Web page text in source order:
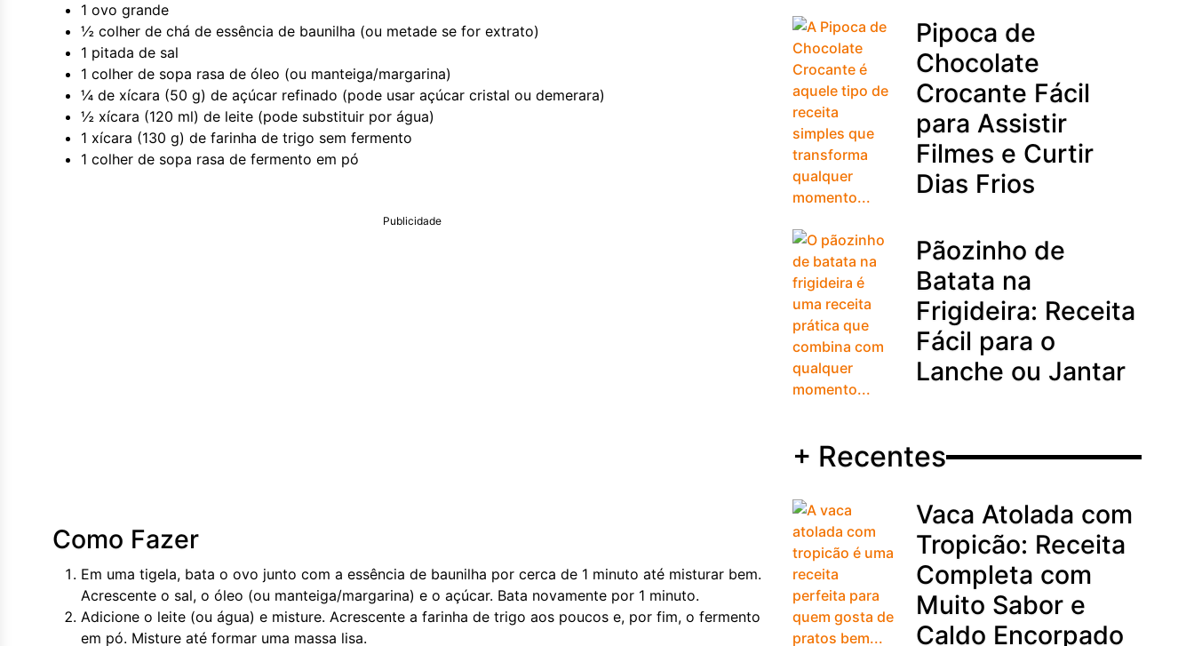
1 ovo grande
½ colher de chá de essência de baunilha (ou metade se for extrato)
1 pitada de sal
1 colher de sopa rasa de óleo (ou manteiga/margarina)
¼ de xícara (50 g) de açúcar refinado (pode usar açúcar cristal ou demerara)
½ xícara (120 ml) de leite (pode substituir por água)
1 xícara (130 g) de farinha de trigo sem fermento
1 colher de sopa rasa de fermento em pó
Publicidade
Como Fazer
Em uma tigela, bata o ovo junto com a essência de baunilha por cerca de 1 minuto até misturar bem.
Acrescente o sal, o óleo (ou manteiga/margarina) e o açúcar. Bata novamente por 1 minuto.
Adicione o leite (ou água) e misture. Acrescente a farinha de trigo aos poucos e, por fim, o fermento
em pó. Misture até formar uma massa lisa.
Pipoca de
Chocolate
Crocante Fácil
para Assistir
Filmes e Curtir
Dias Frios
Pãozinho de
Batata na
Frigideira: Receita
Fácil para o
Lanche ou Jantar
+ Recentes
Vaca Atolada com
Tropicão: Receita
Completa com
Muito Sabor e
Caldo Encorpado